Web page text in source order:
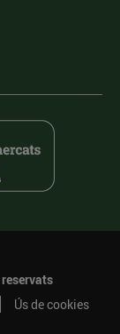
Ús de cookies